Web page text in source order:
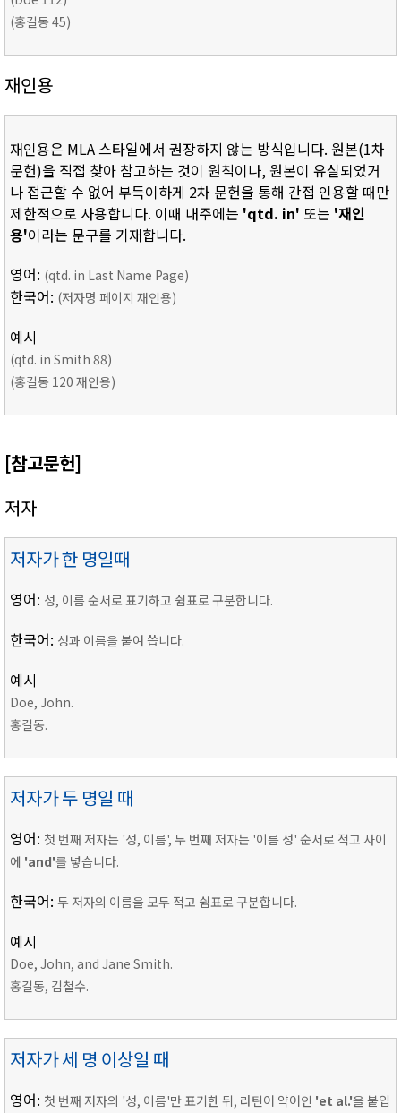
(홍길동 45)
재인용
재인용은 MLA 스타일에서 권장하지 않는 방식입니다. 원본(1차
문헌)을 직접 찾아 참고하는 것이 원칙이나, 원본이 유실되었거
나 접근할 수 없어 부득이하게 2차 문헌을 통해 간접 인용할 때만
제한적으로 사용합니다. 이때 내주에는 'qtd. in' 또는 '재인
용'이라는 문구를 기재합니다.
영어: (qtd. in Last Name Page)
한국어: (저자명 페이지 재인용)
예시
(qtd. in Smith 88)
(홍길동 120 재인용)
[참고문헌]
저자
저자가 한 명일때
영어: 성, 이름 순서로 표기하고 쉼표로 구분합니다.
한국어: 성과 이름을 붙여 씁니다.
예시
Doe, John.
홍길동.
저자가 두 명일 때
영어: 첫 번째 저자는 '성, 이름', 두 번째 저자는 '이름 성' 순서로 적고 사이
에 'and'를 넣습니다.
한국어: 두 저자의 이름을 모두 적고 쉼표로 구분합니다.
예시
Doe, John, and Jane Smith.
홍길동, 김철수.
저자가 세 명 이상일 때
영어: 첫 번째 저자의 '성, 이름'만 표기한 뒤, 라틴어 약어인 'et al.'을 붙입